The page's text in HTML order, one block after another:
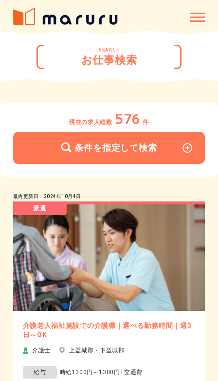
SEARCH
お仕事検索
現在の求人総数 576 件
条件を指定して検索
最終更新日：2024年10月4日
派遣
介護老人福祉施設での介護職｜選べる勤務時間｜週3
日～OK
介護士 上益城郡・下益城郡
給与 時給1200円～1300円+交通費